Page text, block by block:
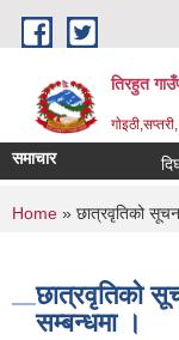
Skip to main content
तिरहुत
समाचार
You are
Home » छात्रवृतिको
छात्रवृतिको
सम्बन्धमा ।